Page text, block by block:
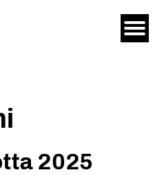
2025